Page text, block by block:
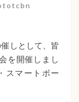
しとして、皆
を開催しまし
スマートボー